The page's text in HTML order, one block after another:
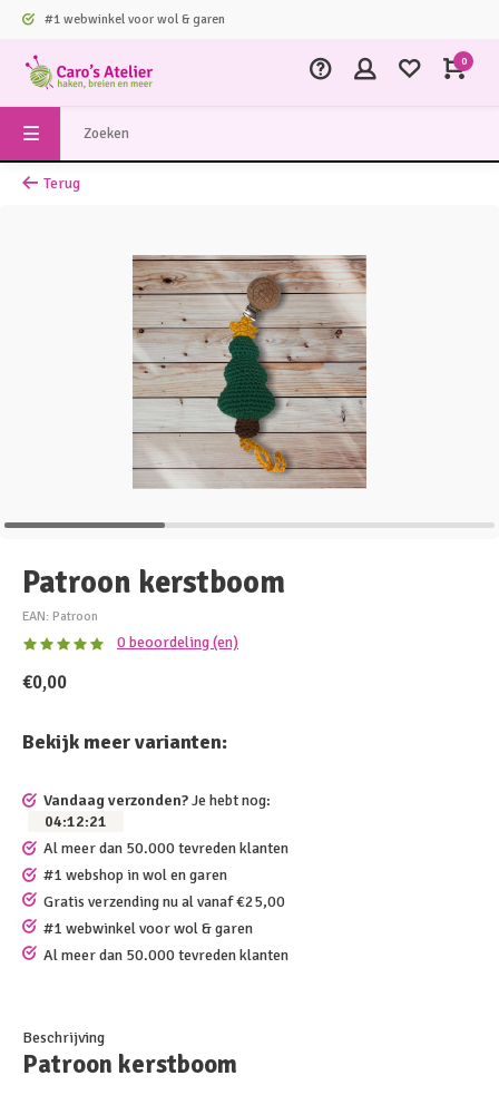
#1 webwinkel voor wol & garen
0
Terug
Patroon kerstboom
EAN: Patroon
0 beoordeling (en)
€0,00
Bekijk meer varianten:
Vandaag verzonden?Je hebt nog:
04:12:21
Al meer dan 50.000 tevreden klanten
#1 webshop in wol en garen
Gratis verzending nu al vanaf €25,00
#1 webwinkel voor wol & garen
Al meer dan 50.000 tevreden klanten
Beschrijving
Patroon kerstboom